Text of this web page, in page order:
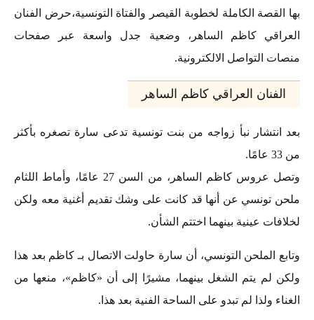
بها القصة الكاملة لخطوبة القيصر والفتاة التونسية،حرض الفنان
العراقي كاظم الساهر، وضعية جدل واسعة عبر صفحات
منصات التواصل الالكترونية.
الفنان العراقي كاظم الساهر
بعد انتشار نبأ زواجه من بنت تونسية تدعى سارة تصغره بأكثر
من 33 عامًا.
وتصل عروس كاظم الساهر، من السن 27 عامًا، وأماط اللثام
ملحن تونسي عن أنها قد كانت على وشك تقديم أغنية معه ولكن
لخلافات عينية بينهما اختتم الشأن.
وتابع الملحن التونسي، أن سارة حاولت الاتصال بـ كاظم بعد هذا
ولكن لم يتم الشغل بينهما، مشيرًا إلى أن «كاظم»، منعها من
الغناء ولذا لم تبدو على الساحة الفنية بعد هذا.